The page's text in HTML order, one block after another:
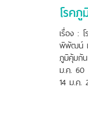
โรค
เรื่อง :
พิพัฒน์ แ
ภูมิคุ้มกั
ม.ค. 60
14 ม.ค.